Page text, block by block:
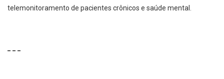
telemonitoramento de pacientes crônicos e saúde mental.